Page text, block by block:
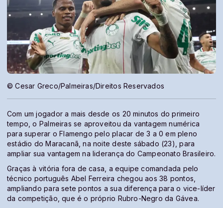
© Cesar Greco/Palmeiras/Direitos Reservados
Com um jogador a mais desde os 20 minutos do primeiro
tempo, o Palmeiras se aproveitou da vantagem numérica
para superar o Flamengo pelo placar de 3 a 0 em pleno
estádio do Maracanã, na noite deste sábado (23), para
ampliar sua vantagem na liderança do Campeonato Brasileiro.
Graças à vitória fora de casa, a equipe comandada pelo
técnico português Abel Ferreira chegou aos 38 pontos,
ampliando para sete pontos a sua diferença para o vice-líder
da competição, que é o próprio Rubro-Negro da Gávea.